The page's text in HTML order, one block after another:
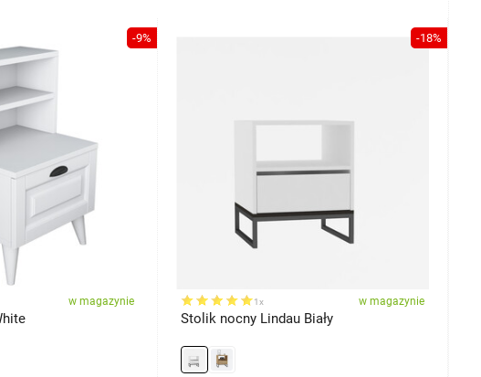
-9%
w magazynie
-18%
1x w magazynie
Stolik nocny Lindau Biały